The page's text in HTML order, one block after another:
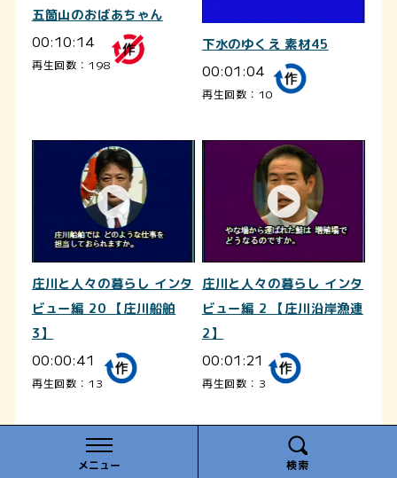
メニュー 検索
五箇山のおばあちゃん
00:10:14
再生回数：198
下水のゆくえ 素材45
00:01:04
再生回数：10
庄川と人々の暮らし インタ
ビュー編 20 【庄川船舶
3】
00:00:41
再生回数：13
庄川と人々の暮らし インタ
ビュー編 2 【庄川沿岸漁連
2】
00:01:21
再生回数：3